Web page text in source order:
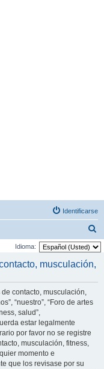
Identificarse
u
Idioma:
musculación,
contacto, musculación,
“nuestro”, “Foro de artes
salud”,
estar legalmente
por favor no se registre
musculación, fitness,
momento e
que los revisase por su